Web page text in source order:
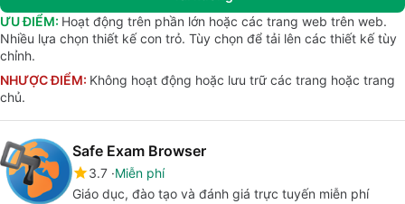
ƯU ĐIỂM: Hoạt động trên phần lớn hoặc các trang web trên web.
Nhiều lựa chọn thiết kế con trỏ. Tùy chọn để tải lên các thiết kế tùy
chỉnh.
NHƯỢC ĐIỂM: Không hoạt động hoặc lưu trữ các trang hoặc trang
chủ.
Safe Exam Browser
3.7 Miễn phí
Giáo dục, đào tạo và đánh giá trực tuyến miễn phí